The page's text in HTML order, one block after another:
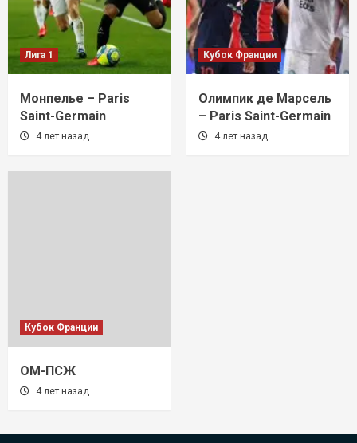
Лига 1
Монпелье – Paris
Saint-Germain
4 лет назад
Кубок Франции
Олимпик де Марсель
– Paris Saint-Germain
4 лет назад
Кубок Франции
ОМ-ПСЖ
4 лет назад